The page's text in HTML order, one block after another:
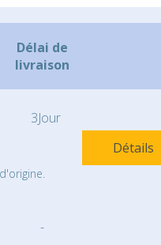
Délai de
livraison
3Jour
Détails
-